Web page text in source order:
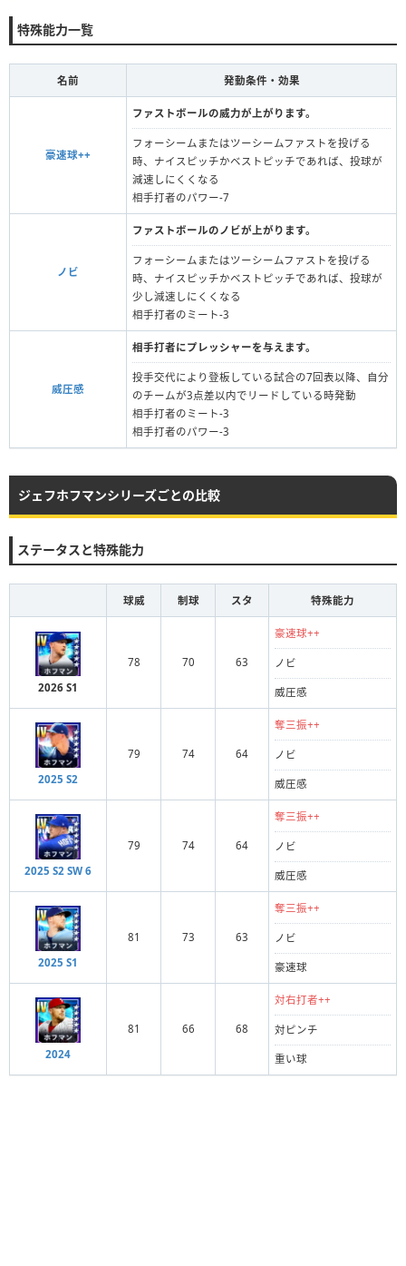
特殊能力一覧
名前 発動条件・効果
豪速球++
ファストボールの威力が上がります。
フォーシームまたはツーシームファストを投げる
時、ナイスピッチかベストピッチであれば、投球が
減速しにくくなる
相手打者のパワー-7
ノビ
ファストボールのノビが上がります。
フォーシームまたはツーシームファストを投げる
時、ナイスピッチかベストピッチであれば、投球が
少し減速しにくくなる
相手打者のミート-3
威圧感
相手打者にプレッシャーを与えます。
投手交代により登板している試合の7回表以降、自分
のチームが3点差以内でリードしている時発動
相手打者のミート-3
相手打者のパワー-3
ジェフホフマンシリーズごとの比較
ステータスと特殊能力
球威 制球 スタ 特殊能力
2026 S1
78 70 63
豪速球++
ノビ
威圧感
2025 S2
79 74 64
奪三振++
ノビ
威圧感
2025 S2 SW 6
79 74 64
奪三振++
ノビ
威圧感
2025 S1
81 73 63
奪三振++
ノビ
豪速球
2024
81 66 68
対右打者++
対ピンチ
重い球